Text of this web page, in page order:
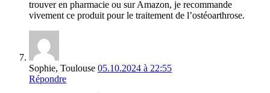
trouver en pharmacie ou sur Amazon, je recommande
vivement ce produit pour le traitement de l’ostéoarthrose.
Sophie, Toulouse 05.10.2024 à 22:55
Répondre